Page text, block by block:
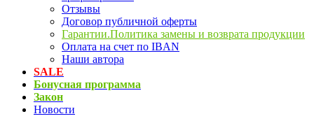
Отзывы
Договор публичной оферты
Гарантии.Политика замены и возврата продукции
Оплата на счет по IBAN
Наши автора
SALE
Бонусная программа
Закон
Новости